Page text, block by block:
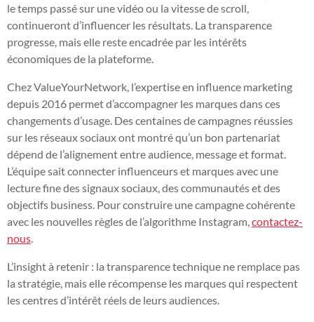
le temps passé sur une vidéo ou la vitesse de scroll,
continueront d’influencer les résultats. La transparence
progresse, mais elle reste encadrée par les intérêts
économiques de la plateforme.
Chez ValueYourNetwork, l’expertise en influence marketing
depuis 2016 permet d’accompagner les marques dans ces
changements d’usage. Des centaines de campagnes réussies
sur les réseaux sociaux ont montré qu’un bon partenariat
dépend de l’alignement entre audience, message et format.
L’équipe sait connecter influenceurs et marques avec une
lecture fine des signaux sociaux, des communautés et des
objectifs business. Pour construire une campagne cohérente
avec les nouvelles règles de l’algorithme Instagram, contactez-
nous
L’insight à retenir : la transparence technique ne remplace pas
la stratégie, mais elle récompense les marques qui respectent
les centres d’intérêt réels de leurs audiences.